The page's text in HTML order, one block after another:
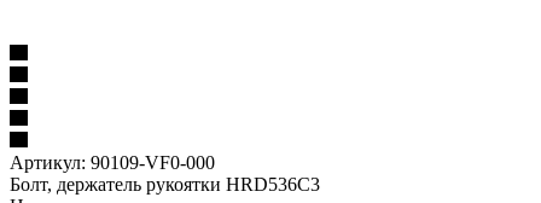
Артикул: 90109-VF0-000
Болт, держатель рукоятки HRD536C3